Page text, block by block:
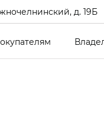
д. 19Б